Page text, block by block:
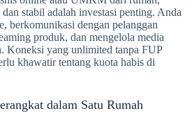
stabil adalah investasi penting. Anda
berkomunikasi dengan pelanggan
produk, dan mengelola media
Koneksi yang unlimited tanpa FUP
khawatir tentang kuota habis di
dalam Satu Rumah